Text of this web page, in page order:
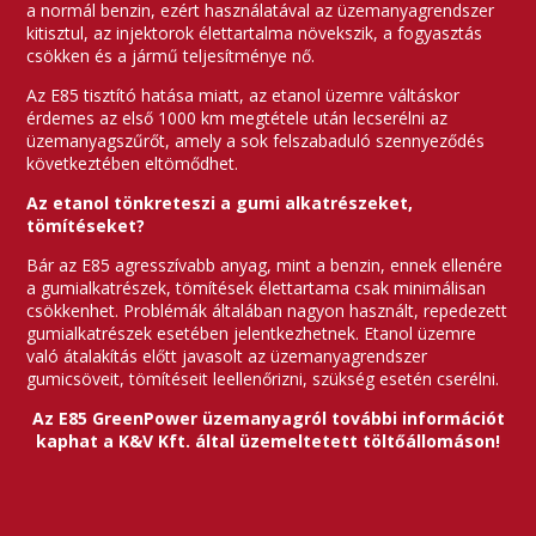
a normál benzin, ezért használatával az üzemanyagrendszer
kitisztul, az injektorok élettartalma növekszik, a fogyasztás
csökken és a jármű teljesítménye nő.
Az E85 tisztító hatása miatt, az etanol üzemre váltáskor
érdemes az első 1000 km megtétele után lecserélni az
üzemanyagszűrőt, amely a sok felszabaduló szennyeződés
következtében eltömődhet.
Az etanol tönkreteszi a gumi alkatrészeket,
tömítéseket?
Bár az E85 agresszívabb anyag, mint a benzin, ennek ellenére
a gumialkatrészek, tömítések élettartama csak minimálisan
csökkenhet. Problémák általában nagyon használt, repedezett
gumialkatrészek esetében jelentkezhetnek. Etanol üzemre
való átalakítás előtt javasolt az üzemanyagrendszer
gumicsöveit, tömítéseit leellenőrizni, szükség esetén cserélni.
Az E85 GreenPower üzemanyagról további információt
kaphat a K&V Kft. által üzemeltetett töltőállomáson!